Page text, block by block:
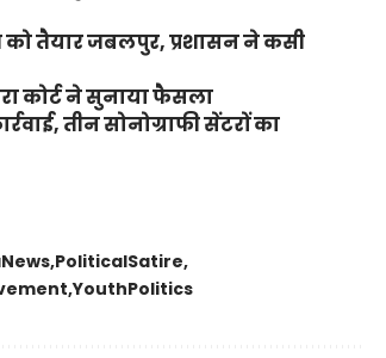
को तैयार जबलपुर, प्रशासन ने कसी
कोर्ट ने सुनाया फैसला
तीन सोनोग्राफी सेंटरों का
PoliticalSatire
YouthPolitics